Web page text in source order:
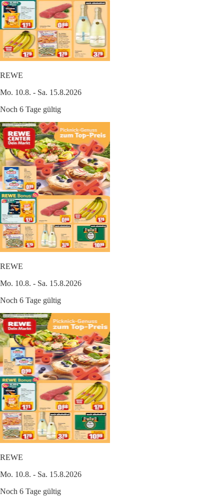
REWE
Mo. 10.8. - Sa. 15.8.2026
Noch 6 Tage gültig
REWE
Mo. 10.8. - Sa. 15.8.2026
Noch 6 Tage gültig
REWE
Mo. 10.8. - Sa. 15.8.2026
Noch 6 Tage gültig